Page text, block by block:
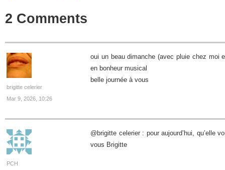
2 Comments
brigitte celerier
Mar 9, 2026, 10:26
oui un beau dimanche (avec pluie chez moi
en bonheur musical
belle journée à vous
PCH
@brigitte celerier : pour aujourd’hui, qu’elle
vous Brigitte